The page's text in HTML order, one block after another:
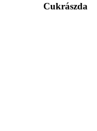
Cukrászda